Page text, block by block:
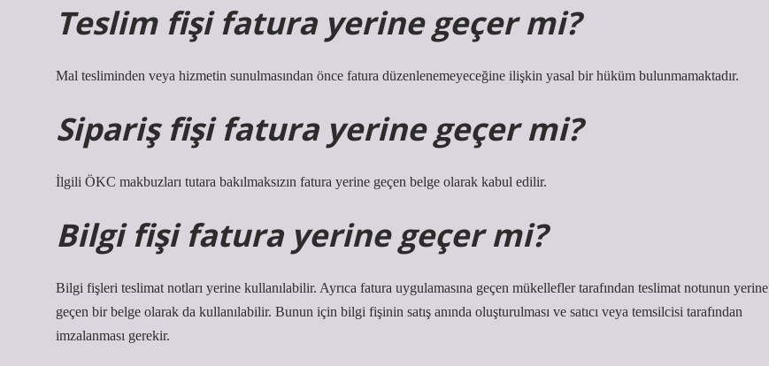
Teslim fişi fatura yerine geçer mi?
Mal tesliminden veya hizmetin sunulmasından önce fatura düzenlenemeyeceğine ilişkin yasal bir hüküm bulunmamaktadır.
Sipariş fişi fatura yerine geçer mi?
İlgili ÖKC makbuzları tutara bakılmaksızın fatura yerine geçen belge olarak kabul edilir.
Bilgi fişi fatura yerine geçer mi?
Bilgi fişleri teslimat notları yerine kullanılabilir. Ayrıca fatura uygulamasına geçen mükellefler tarafından teslimat notunun yerine
geçen bir belge olarak da kullanılabilir. Bunun için bilgi fişinin satış anında oluşturulması ve satıcı veya temsilcisi tarafından
imzalanması gerekir.